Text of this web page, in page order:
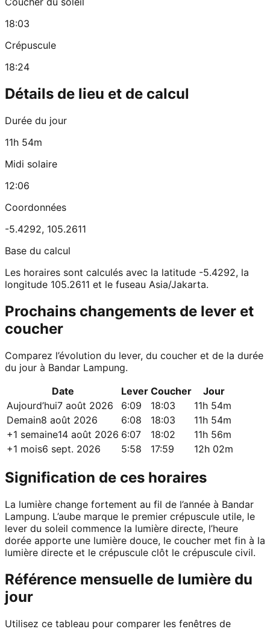
18:03
Crépuscule
18:24
Détails de lieu et de calcul
Durée du jour
11h 54m
Midi solaire
12:06
Coordonnées
-5.4292, 105.2611
Base du calcul
Les horaires sont calculés avec la latitude -5.4292, la
longitude 105.2611 et le fuseau Asia/Jakarta.
Prochains changements de lever et
coucher
Comparez l’évolution du lever, du coucher et de la durée
du jour à Bandar Lampung.
Date
Lever Coucher
Jour
Aujourd’hui7 août 2026 6:09 18:03
11h 54m
Demain8 août 2026 6:08 18:03
11h 54m
+1 semaine14 août 2026 6:07 18:02
11h 56m
+1 mois6 sept. 2026 5:58 17:59 12h 02m
Signification de ces horaires
La lumière change fortement au fil de l’année à Bandar
Lampung. L’aube marque le premier crépuscule utile, le
lever du soleil commence la lumière directe, l’heure
dorée apporte une lumière douce, le coucher met fin à la
lumière directe et le crépuscule clôt le crépuscule civil.
Référence mensuelle de lumière du
jour
Utilisez ce tableau pour comparer les fenêtres de